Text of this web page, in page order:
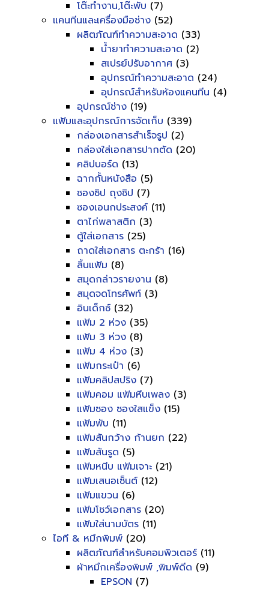
โต๊ะทำงาน,โต๊ะพับ (7)
แคนทีนและเครื่องมือช่าง (52)
ผลิตภัณฑ์ทำความสะอาด (33)
น้ำยาทำความสะอาด (2)
สเปรย์ปรับอากาศ (3)
อุปกรณ์ทำความสะอาด (24)
อุปกรณ์สำหรับห้องแคนทีน (4)
อุปกรณ์ช่าง (19)
แฟ้มและอุปกรณ์การจัดเก็บ (339)
กล่องเอกสารสำเร็จรูป (2)
กล่องใส่เอกสารปากตัด (20)
คลิปบอร์ด (13)
ฉากกั้นหนังสือ (5)
ซองซิป ถุงซิป (7)
ซองเอนกประสงค์ (11)
ตาไก่พลาสติก (3)
ตู้ใส่เอกสาร (25)
ถาดใส่เอกสาร ตะกร้า (16)
ลิ้นแฟ้ม (8)
สมุดกล่าวรายงาน (8)
สมุดจดโทรศัพท์ (3)
อินเด็กซ์ (32)
แฟ้ม 2 ห่วง (35)
แฟ้ม 3 ห่วง (8)
แฟ้ม 4 ห่วง (3)
แฟ้มกระเป๋า (6)
แฟ้มคลิปสปริง (7)
แฟ้มคอม แฟ้มหีบเพลง (3)
แฟ้มซอง ซองใสแข็ง (15)
แฟ้มพับ (11)
แฟ้มสันกว้าง ก้านยก (22)
แฟ้มสันรูด (5)
แฟ้มหนีบ แฟ้มเจาะ (21)
แฟ้มเสนอเซ็นต์ (12)
แฟ้มแขวน (6)
แฟ้มโชว์เอกสาร (20)
แฟ้มใส่นามบัตร (11)
ไอที & หมึกพิมพ์ (20)
ผลิตภัณฑ์สำหรับคอมพิวเตอร์ (11)
ผ้าหมึกเครื่องพิมพ์ ,พิมพ์ดีด (9)
EPSON (7)